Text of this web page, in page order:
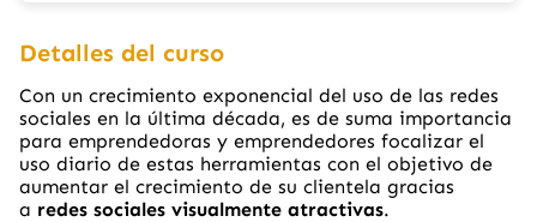
Detalles del curso
Con un crecimiento exponencial del uso de las redes
sociales en la última década, es de suma importancia
para emprendedoras y emprendedores focalizar el
uso diario de estas herramientas con el objetivo de
aumentar el crecimiento de su clientela gracias
a redes sociales visualmente atractivas.